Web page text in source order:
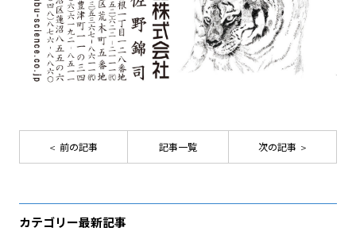
前の記事 次の記事
記事一覧
カテゴリー最新記事